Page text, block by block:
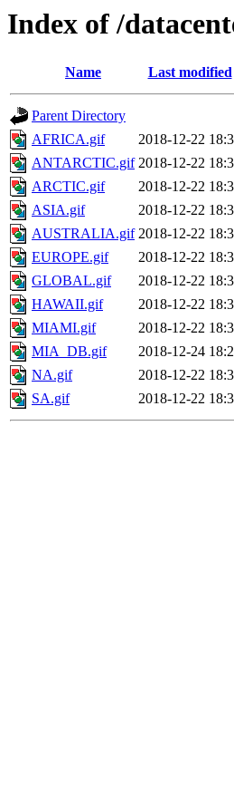
Index of /
Name Last modified
Parent Directory
AFRICA.gif
2018-12-22
ANTARCTIC.gif 2018-12-22
ARCTIC.gif
2018-12-22
ASIA.gif
2018-12-22
AUSTRALIA.gif 2018-12-22
EUROPE.gif
2018-12-22
GLOBAL.gif
2018-12-22
HAWAII.gif
2018-12-22
MIAMI.gif
2018-12-22
MIA_DB.gif
2018-12-24
NA.gif
2018-12-22
SA.gif
2018-12-22